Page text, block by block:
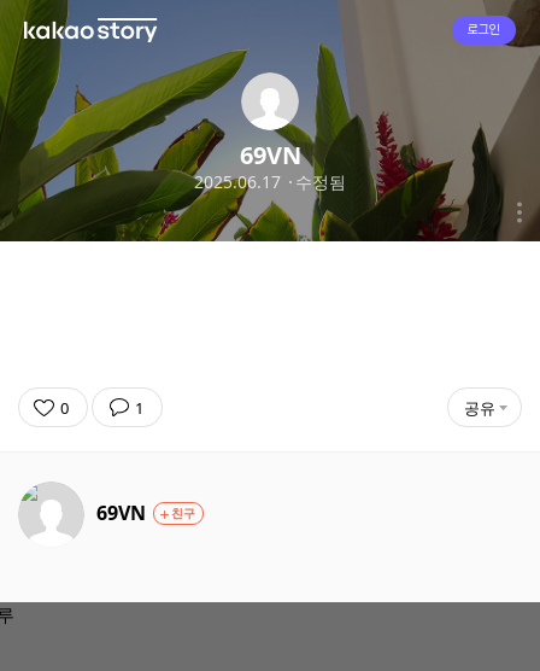
로그인
69VN
2025.06.17 수정됨
0 1 공유
친구
69VN